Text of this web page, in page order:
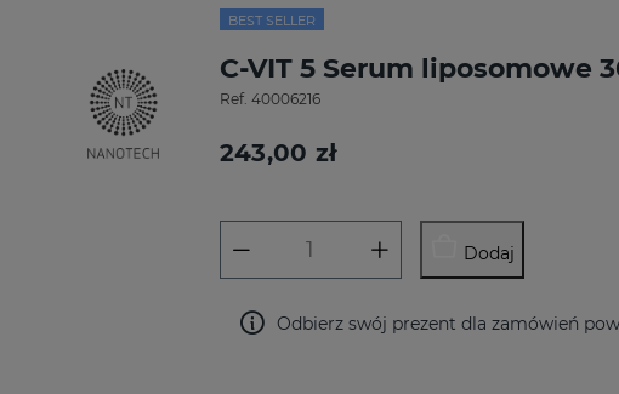
BEST SELLER
C-VIT 5 Serum liposomowe
Ref. 40006216
243,00 zł
Dodaj
Odbierz swój prezent dla zamówień